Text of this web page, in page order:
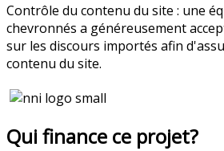
Contrôle du contenu du site : une
chevronnés a généreusement
sur les discours importés afin
contenu du site.
Qui finance ce projet?